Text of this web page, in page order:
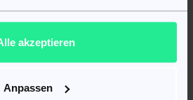
akzeptieren
Anpassen
Darmbewegung, Mundtrockenheit,
mit möglicher Blutung oder
sowie Hautreaktionen
wie Krämpfe, Spasmen, Schmerzen